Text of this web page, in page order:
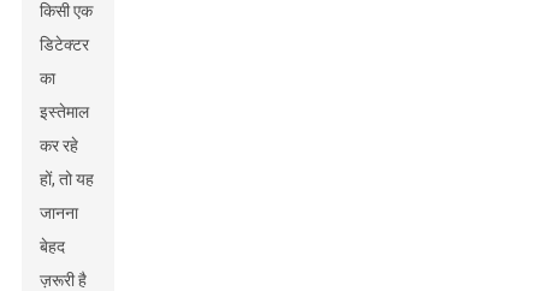
किसी एक
डिटेक्टर
का
इस्तेमाल
कर रहे
हों, तो यह
जानना
बेहद
ज़रूरी है